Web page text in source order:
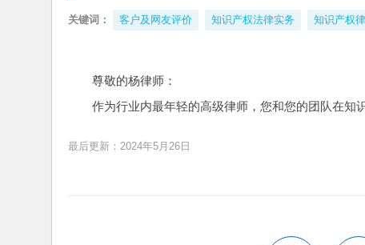
关键词： 客户及网友评价 知识产权法律实务 知识产权
尊敬的杨律师：
作为行业内最年轻的高级律师，您和您的团队在知
最后更新：2024年5月26日